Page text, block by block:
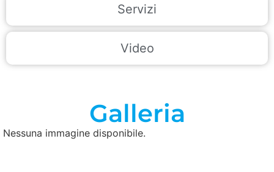
Servizi
Video
Galleria
Nessuna immagine disponibile.